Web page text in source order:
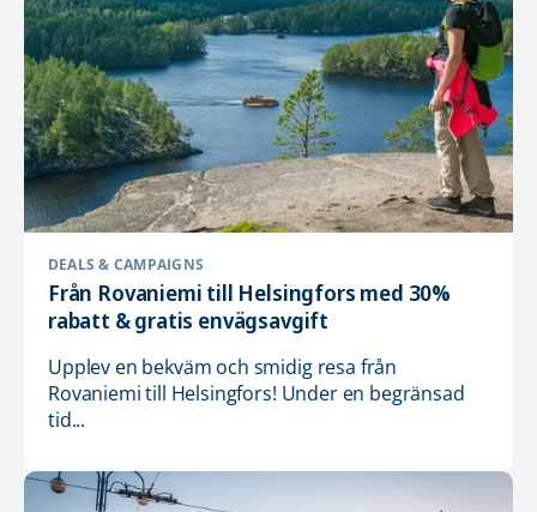
DEALS & CAMPAIGNS
Från Rovaniemi till Helsingfors med 30%
rabatt & gratis envägsavgift
Upplev en bekväm och smidig resa från
Rovaniemi till Helsingfors! Under en begränsad
tid...